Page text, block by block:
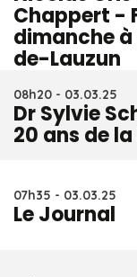
Chappert -
dimanche
de-Lauzun
08h20 - 03.03.25
Dr Sylvie
20 ans de
07h35 - 03.03.25
Le Journal